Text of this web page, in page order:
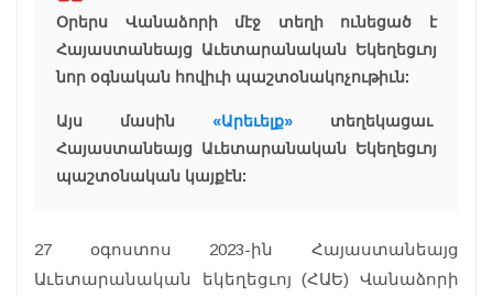
Օրերս Վանաձորի մէջ տեղի ունեցած է
Հայաստանեայց Աւետարանական Եկեղեցւոյ
նոր օգնական հովիւի պաշտօնակոչութիւն:
Այս մասին «Արեւելք» տեղեկացաւ
Հայաստանեայց Աւետարանական Եկեղեցւոյ
պաշտօնական կայքէն:
27 օգոստոս 2023-ին Հայաստանեայց
Աւետարանական եկեղեցւոյ (ՀԱԵ) Վանաձորի